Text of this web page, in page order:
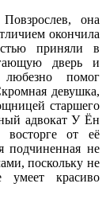
она
окончила
приняли в
дверь и
помог
девушка,
старшего
адвокат У Ён
от её
подчиненная не
поскольку не
умеет красиво